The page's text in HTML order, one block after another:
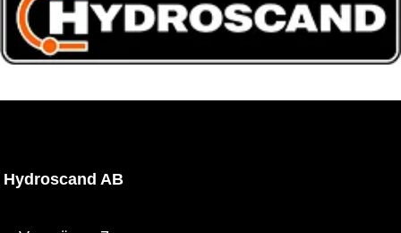
Hydroscand AB